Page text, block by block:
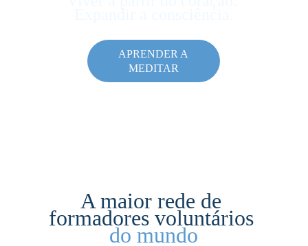
APRENDER A
MEDITAR
A maior rede de
formadores voluntários
do mundo